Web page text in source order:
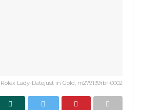
Rolex Lady-Datejust in Gold, m279139rbr-0002